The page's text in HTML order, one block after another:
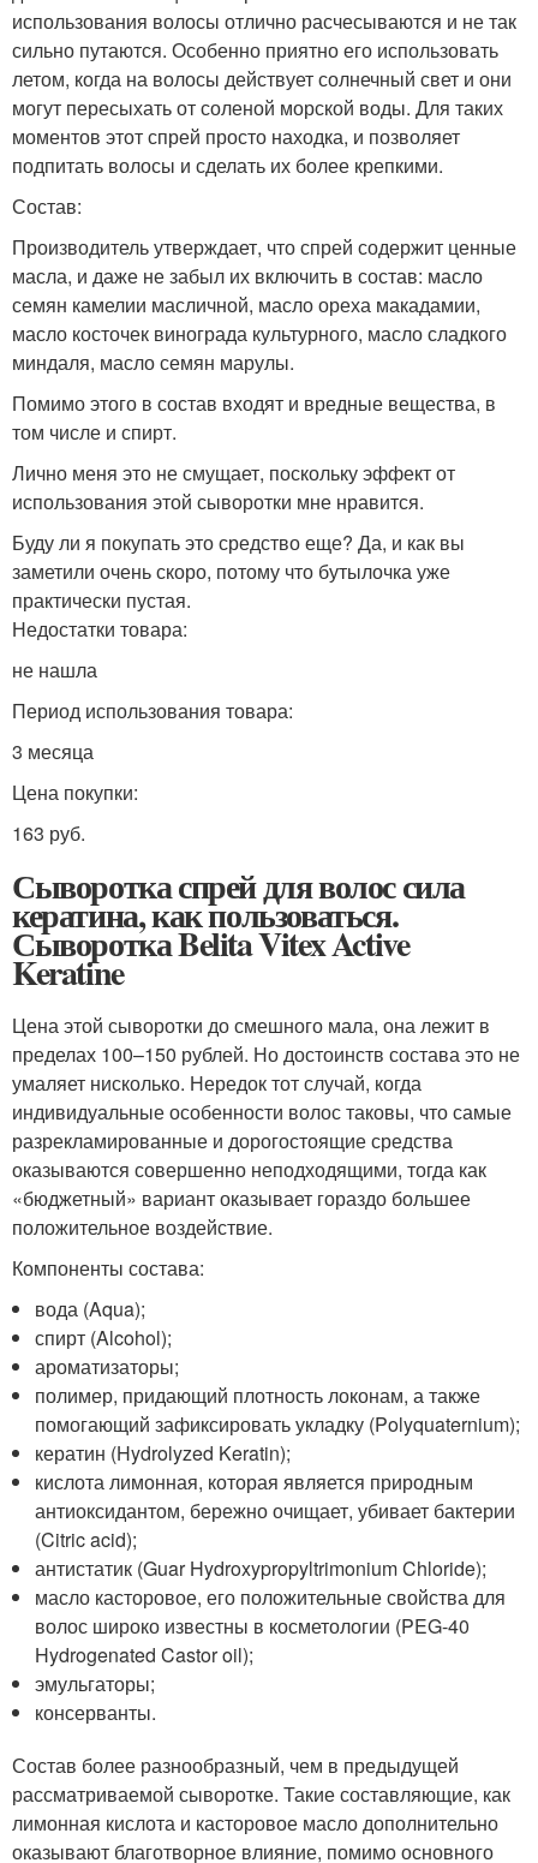
использования волосы отлично расчесываются и не так
сильно путаются. Особенно приятно его использовать
летом, когда на волосы действует солнечный свет и они
могут пересыхать от соленой морской воды. Для таких
моментов этот спрей просто находка, и позволяет
подпитать волосы и сделать их более крепкими.
Состав:
Производитель утверждает, что спрей содержит ценные
масла, и даже не забыл их включить в состав: масло
семян камелии масличной, масло ореха макадамии,
масло косточек винограда культурного, масло сладкого
миндаля, масло семян марулы.
Помимо этого в состав входят и вредные вещества, в
том числе и спирт.
Лично меня это не смущает, поскольку эффект от
использования этой сыворотки мне нравится.
Буду ли я покупать это средство еще? Да, и как вы
заметили очень скоро, потому что бутылочка уже
практически пустая.
Недостатки товара:
не нашла
Период использования товара:
3 месяца
Цена покупки:
163 руб.
Сыворотка спрей для волос сила
кератина, как пользоваться.
Сыворотка Belita Vitex Active
Keratine
Цена этой сыворотки до смешного мала, она лежит в
пределах 100–150 рублей. Но достоинств состава это не
умаляет нисколько. Нередок тот случай, когда
индивидуальные особенности волос таковы, что самые
разрекламированные и дорогостоящие средства
оказываются совершенно неподходящими, тогда как
«бюджетный» вариант оказывает гораздо большее
положительное воздействие.
Компоненты состава:
вода (Aqua);
спирт (Alcohol);
ароматизаторы;
полимер, придающий плотность локонам, а также
помогающий зафиксировать укладку (Polyquaternium);
кератин (Hydrolyzed Keratin);
кислота лимонная, которая является природным
антиоксидантом, бережно очищает, убивает бактерии
(Citric acid);
антистатик (Guar Hydroxypropyltrimonium Chloride);
масло касторовое, его положительные свойства для
волос широко известны в косметологии (PEG-40
Hydrogenated Castor oil);
эмульгаторы;
консерванты.
Состав более разнообразный, чем в предыдущей
рассматриваемой сыворотке. Такие составляющие, как
лимонная кислота и касторовое масло дополнительно
оказывают благотворное влияние, помимо основного